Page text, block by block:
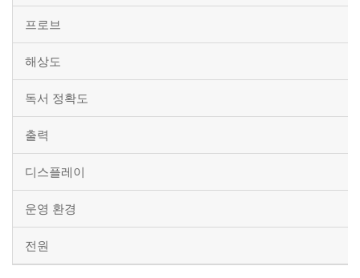
프로브
해상도
독서 정확도
출력
디스플레이
운영 환경
전원